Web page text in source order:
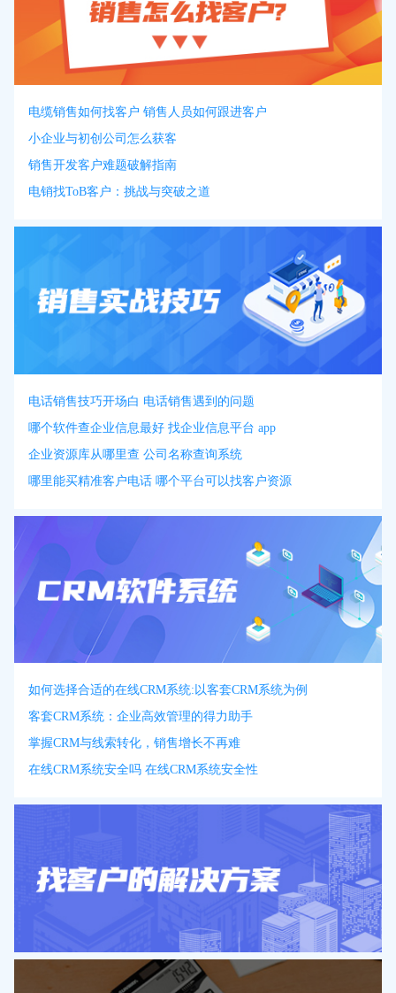
电缆销售如何找客户 销售人员如何跟进客户
小企业与初创公司怎么获客
销售开发客户难题破解指南
电销找ToB客户：挑战与突破之道
电话销售技巧开场白 电话销售遇到的问题
哪个软件查企业信息最好 找企业信息平台 app
企业资源库从哪里查 公司名称查询系统
哪里能买精准客户电话 哪个平台可以找客户资源
如何选择合适的在线CRM系统:以客套CRM系统为例
客套CRM系统：企业高效管理的得力助手
掌握CRM与线索转化，销售增长不再难
在线CRM系统安全吗 在线CRM系统安全性